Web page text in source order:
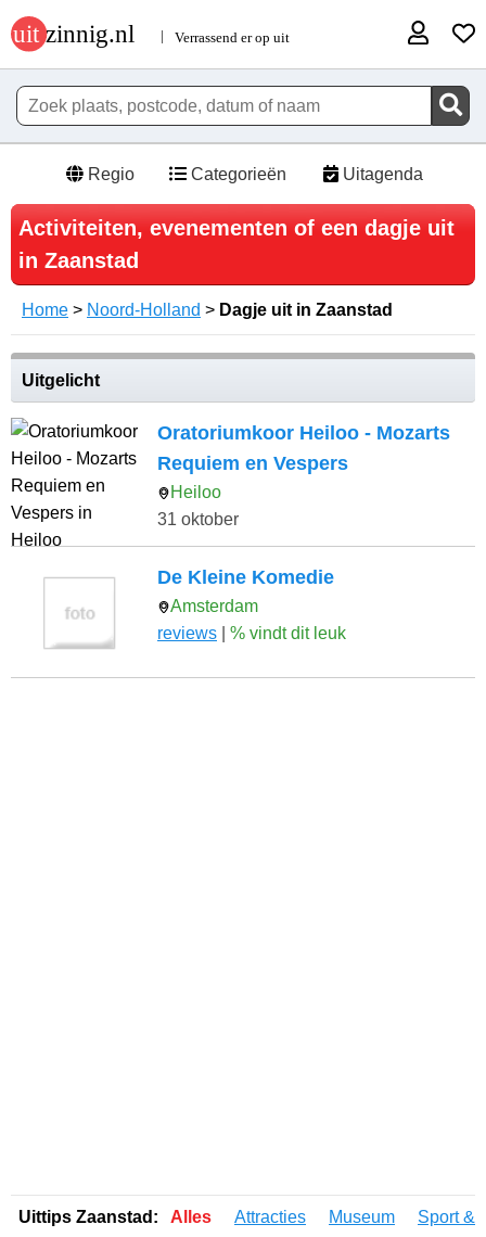
Regio Categorieën Uitagenda
Activiteiten, evenementen of een dagje uit
in Zaanstad
Home > Noord-Holland > Dagje uit in Zaanstad
Uitgelicht
Oratoriumkoor Heiloo - Mozarts
Requiem en Vespers
Heiloo
31 oktober
De Kleine Komedie
Amsterdam
reviews
% vindt dit leuk
Uittips Zaanstad: Alles Attracties Museum Sport &